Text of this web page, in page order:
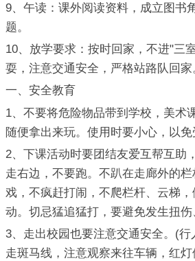
9、午读：课外阅读资料，成立图书
题。
10、放学要求：按时回家，不进"三
耍，注意交通安全，严格站路队回家
一、安全教育
1、不要将危险物品带到学校，美术
随便拿出来玩。使用时要小心，以免
2、下课活动时要团结友爱互帮互助
走右边，不要跑。不趴在走廊外的
戏，不疯赶打闹，不爬栏杆、云梯
动。切忌猛追猛打，要避免发生扭伤
3、走出校园也要注意交通安全。(
走斑马线，注意观察来往车辆，红